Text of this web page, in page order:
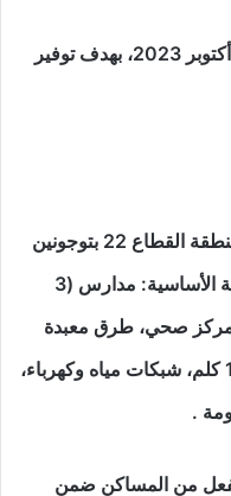
في أكتوبر 2023، بهدف توفير
ضمن حي مجهز بالكامل بالبنى التحتية الأساسية: مدارس (3
مركز صحي، طرق معبدة
بطول 8 كلم، طرق مستقرّة بطول 15 كلم، شبكات مياه وكهرباء،
.
بالفعل من المساكن ضمن